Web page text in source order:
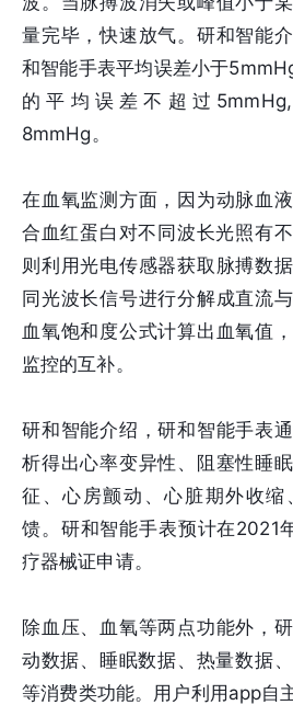
量完毕，快速放气。研和智能
和智能手表平均误差小于
的平均误差不超过
8mmHg。
在血氧监测方面，因为动脉血
合血红蛋白对不同波长光照有
则利用光电传感器获取脉搏数
同光波长信号进行分解成直流
血氧饱和度公式计算出血氧值
监控的互补。
研和智能介绍，研和智能手表
析得出心率变异性、阻塞性睡
征、心房颤动、心脏期外收缩
馈。研和智能手表预计在2021
疗器械证申请。
除血压、血氧等两点功能外，
动数据、睡眠数据、热量数据
等消费类功能。用户利用app自